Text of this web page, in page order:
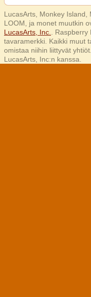
LucasArts, Monkey Island,
LOOM, ja monet muutkin
LucasArts, Inc.
.
tavaramerkki. Kaikki muut
omistaa niihin liittyvät
LucasArts, Inc:n kanssa.